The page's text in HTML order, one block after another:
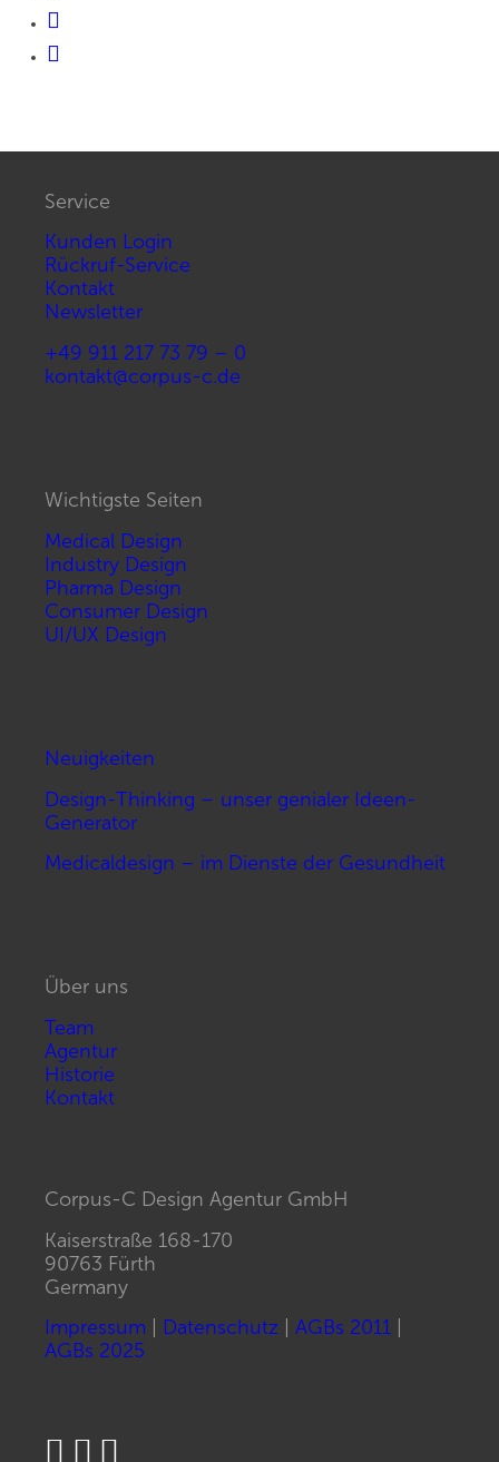
Service
Kunden Login
Rückruf-Service
Kontakt
Newsletter
+49 911 217 73 79 – 0
kontakt@corpus-c.de
Wichtigste Seiten
Medical Design
Industry Design
Pharma Design
Consumer Design
UI/UX Design
Neuigkeiten
Design-Thinking – unser genialer Ideen-
Generator
Medicaldesign – im Dienste der Gesundheit
Über uns
Team
Agentur
Historie
Kontakt
Corpus-C Design Agentur GmbH
Kaiserstraße 168-170
90763 Fürth
Germany
Impressum
Datenschutz AGBs 2011
AGBs 2025